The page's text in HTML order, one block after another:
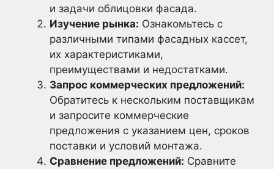
и задачи облицовки фасада.
Изучение рынка: Ознакомьтесь с
различными типами фасадных кассет,
их характеристиками,
преимуществами и недостатками.
Запрос коммерческих предложений:
Обратитесь к нескольким поставщикам
и запросите коммерческие
предложения с указанием цен, сроков
поставки и условий монтажа.
Сравнение предложений: Сравните